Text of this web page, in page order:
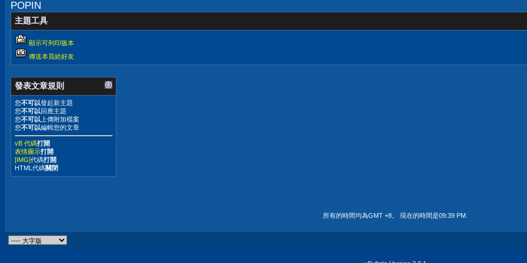
POPIN
主題工具
顯示可列印版本
傳送本頁給好友
發表文章規則
您不可以發起新主題
您不可以回應主題
您不可以 上傳附加檔案
您不可以編輯您的文章
vB 代碼打開
表情圖示打開
[IMG]代碼打開
HTML代碼關閉
所有的時間均為GMT +8。 現在的時間是09:39 PM